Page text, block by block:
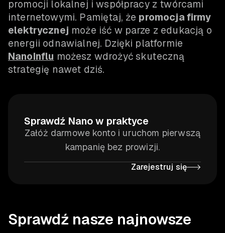
promocji lokalnej i współpracy z twórcami
internetowymi. Pamiętaj, że promocja firmy
elektrycznej może iść w parze z edukacją o
energii odnawialnej. Dzięki platformie
NanoInflu możesz wdrożyć skuteczną
strategię nawet dziś.
Sprawdź Nano w praktyce
Załóż darmowe konto i uruchom pierwszą
kampanię bez prowizji.
Zarejestruj się
Sprawdź nasze najnowsze